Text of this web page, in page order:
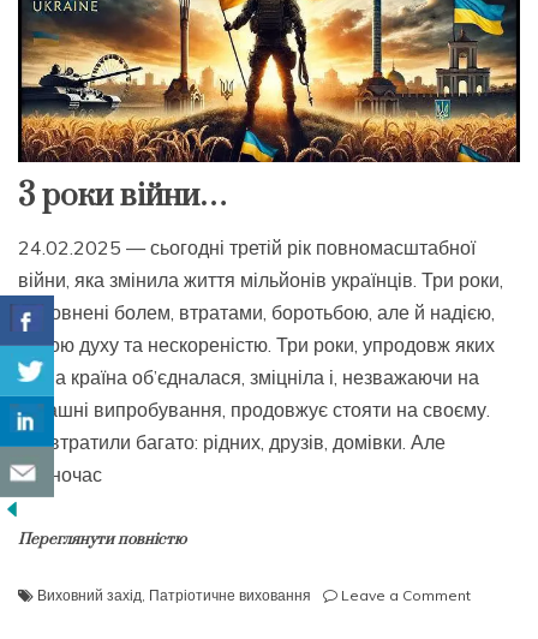
3 роки війни…
24.02.2025 — сьогодні третій рік повномасштабної
війни, яка змінила життя мільйонів українців. Три роки,
наповнені болем, втратами, боротьбою, але й надією,
силою духу та нескореністю. Три роки, упродовж яких
наша країна об’єдналася, зміцніла і, незважаючи на
страшні випробування, продовжує стояти на своєму.
Ми втратили багато: рідних, друзів, домівки. Але
водночас
Переглянути повністю
Виховний захід, Патріотичне виховання Leave a Commenton